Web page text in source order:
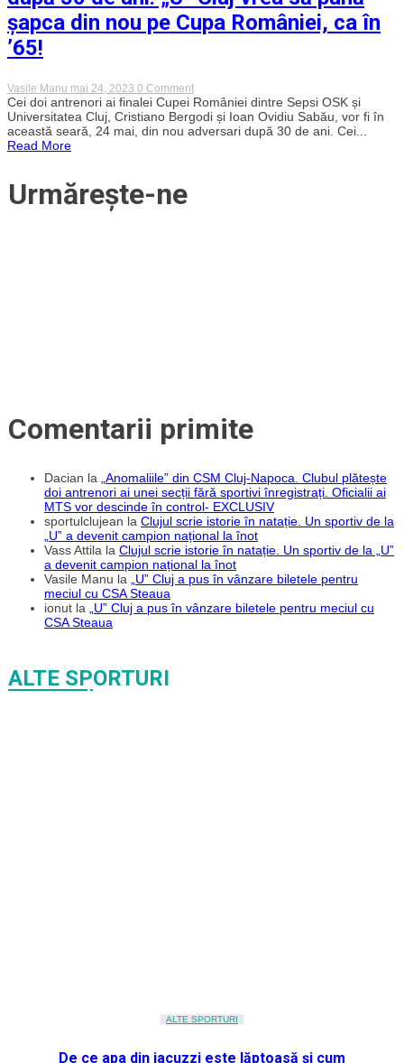
să
le
dedicăm
și
un
trofeu
fabulos”
șapca din nou pe Cupa României, ca în
’65!
Vasile Manu mai 24, 2023 0 Commenton
Bergodi
vs
Sabău,
din
Cei doi antrenori ai finalei Cupei României dintre Sepsi OSK și
Universitatea Cluj, Cristiano Bergodi și Ioan Ovidiu Sabău, vor fi în
această seară, 24 mai, din nou adversari după 30 de ani. Cei...
Read More
Urmărește-ne
Comentarii primite
Dacian la
„Anomaliile” din CSM Cluj-Napoca. Clubul plătește
doi antrenori ai unei secții fără sportivi înregistrați. Oficialii ai
MTS vor descinde în control- EXCLUSIV
sportulclujean la Clujul scrie istorie în natație. Un sportiv de la
„U” a devenit campion național la înot
Vass Attila la Clujul scrie istorie în natație. Un sportiv de la „U”
a devenit campion național la înot
Vasile Manu la
„U” Cluj a pus în vânzare biletele pentru
meciul cu CSA Steaua
ionut la
„U” Cluj a pus în vânzare biletele pentru meciul cu
CSA Steaua
ALTE SPORTURI
ALTE SPORTURI
De ce apa din jacuzzi este lăptoasă și cum